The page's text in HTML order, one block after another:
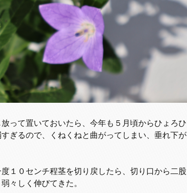
って置いておいたら、今年も５月頃からひょろひ
ぎるので、くねくねと曲がってしまい、垂れ下が
１０センチ程茎を切り戻したら、切り口から二股
々しく伸びてきた。